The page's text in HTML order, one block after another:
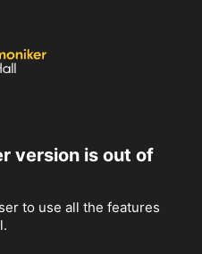
version is out of
to use all the features